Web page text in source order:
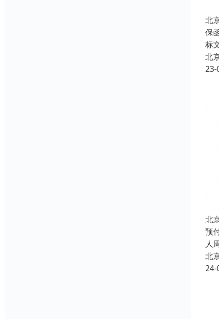
北
保
标
北
23-
北
预
人
北
24-